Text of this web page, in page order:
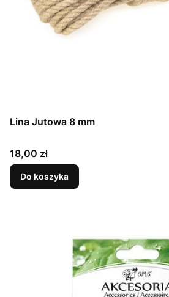
Lina Jutowa 8 mm
Cena
18,00 zł
Do koszyka